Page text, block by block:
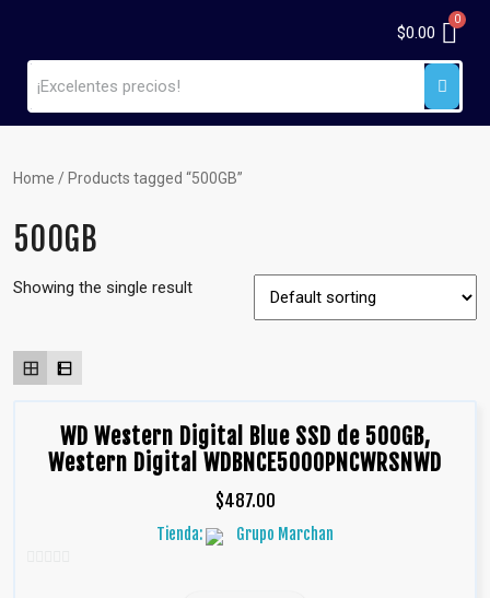
$0.00
Home / Products tagged “500GB”
500GB
Showing the single result
WD Western Digital Blue SSD de 500GB,
Western Digital WDBNCE5000PNCWRSNWD
$487.00
Tienda: Grupo Marchan